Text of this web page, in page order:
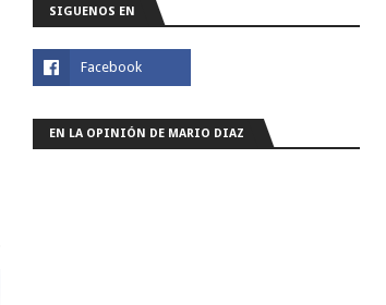
SIGUENOS EN
EN LA OPINIÓN DE MARIO DIAZ